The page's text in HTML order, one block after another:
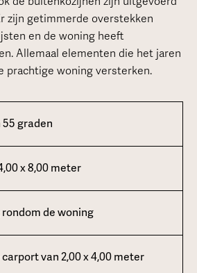
zijn getimmerde overstekken
en de woning heeft
Allemaal elementen die het jaren
prachtige woning versterken.
graden
x 8,00 meter
de woning
van 2,00 x 4,00 meter